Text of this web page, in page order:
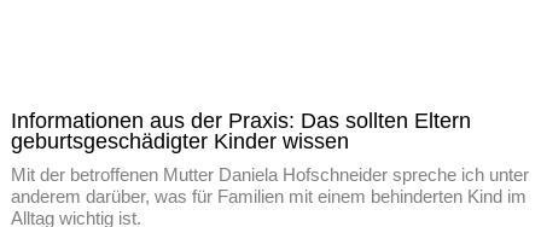
Informationen aus der Praxis: Das sollten Eltern
geburtsgeschädigter Kinder wissen
Mit der betroffenen Mutter Daniela Hofschneider spreche ich unter
anderem darüber, was für Familien mit einem behinderten Kind im
Alltag wichtig ist.